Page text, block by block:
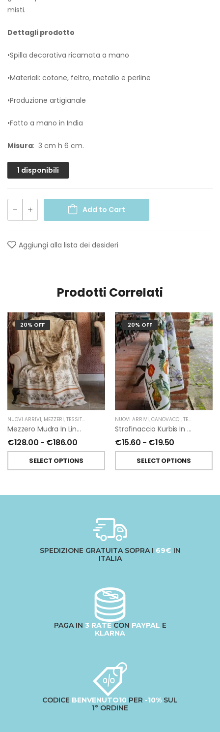
misti.
Dettagli prodotto
•Spilla decorativa ricamata a mano
•Materiali: cotone, feltro, metallo e perline
•Produzione artigianale
•Fatto a mano in India
Misura: 3 cm h 6 cm.
1 disponibili
Add to Cart
Aggiungi alla lista dei desideri
Prodotti Correlati
20% OFF
NUOVI ARRIVI, MEZZERI, TESSITURA TOSCANA TELERIE
Mezzero Mudra In Lino Di Tessitura Toscana Telerie
€128.00 - €186.00
SELECT OPTIONS
20% OFF
NUOVI ARRIVI, CANOVACCI, TESSITURA TOSCANA TELERIE
Strofinaccio Kurbis In Lino Di Tessitura Toscana Telerie
€15.60 - €19.50
SELECT OPTIONS
SPEDIZIONE GRATUITA SOPRA I 69€ IN
ITALIA
PAGA IN 3 RATECON PAYPAL E
KLARNA
CODICE BENVENUTO10 PER -10% SUL
1° ORDINE